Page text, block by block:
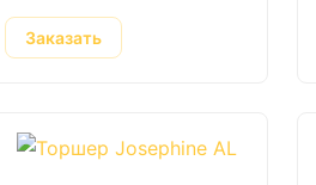
Заказать